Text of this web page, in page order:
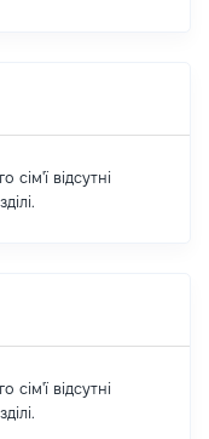
сім'ї відсутні
сім'ї відсутні